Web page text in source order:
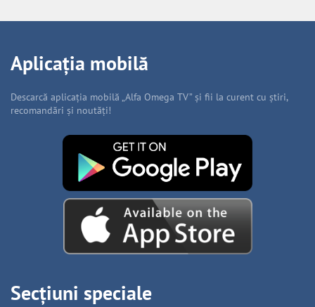
Aplicația mobilă
Descarcă aplicația mobilă „Alfa Omega TV” și fii la curent cu știri,
recomandări și noutăți!
Secțiuni speciale